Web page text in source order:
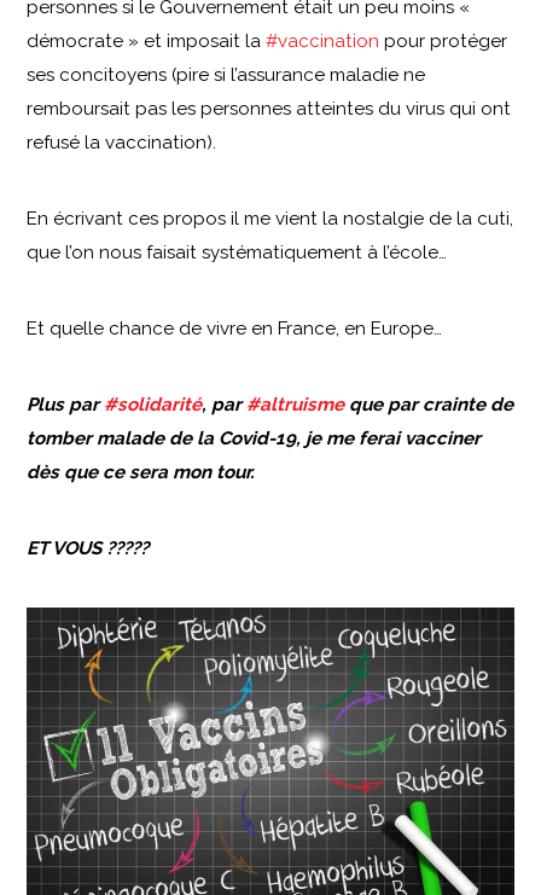
personnes si le Gouvernement était un peu moins «
démocrate » et imposait la#vaccination pour protéger
ses concitoyens (pire si l’assurance maladie ne
remboursait pas les personnes atteintes du virus qui ont
refusé la vaccination).
En écrivant ces propos il me vient la nostalgie de la cuti,
que l’on nous faisait systématiquement à l’école…
Et quelle chance de vivre en France, en Europe…
Plus par#solidarité, par#altruismeque par crainte de
tomber malade de la Covid-19, je me ferai vacciner
dès que ce sera mon tour.
ET VOUS ?????